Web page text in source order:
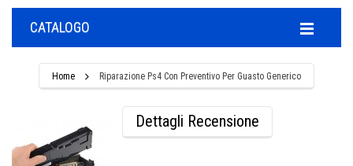
CATALOGO
Home Riparazione Ps4 Con Preventivo Per Guasto Generico
Dettagli Recensione